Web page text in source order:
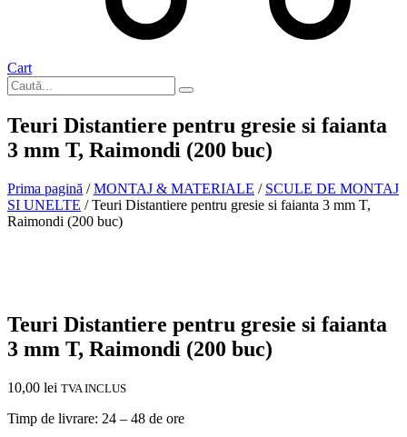
Cart
Teuri Distantiere pentru gresie si faianta
3 mm T, Raimondi (200 buc)
Prima pagină /MONTAJ & MATERIALE / SCULE DE MONTAJ
SI UNELTE / Teuri Distantiere pentru gresie si faianta 3 mm T,
Raimondi (200 buc)
Teuri Distantiere pentru gresie si faianta
3 mm T, Raimondi (200 buc)
10,00 lei TVA INCLUS
Timp de livrare: 24 – 48 de ore